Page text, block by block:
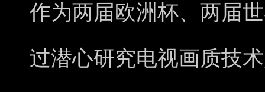
作为两届欧洲杯、两届
过潜心研究电视画质技